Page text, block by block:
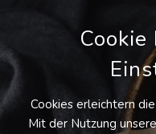
LOGIVISOR
Cookies erleichtern
Mit der Nutzung